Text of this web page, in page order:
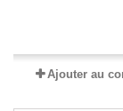
Ajouter au